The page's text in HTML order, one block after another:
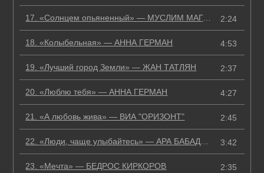
17.«Солнцем опьяненный»— МУСЛИМ МАГОМАЕВ 2:24
18.«Колыбельная»— АННА ГЕРМАН 4:53
19.«Лучший город Земли»— ЖАН ТАТЛЯН 2:37
20.«Люблю тебя»— АННА ГЕРМАН 4:27
21.«А любовь жива»— ВИА "ОРИЗОНТ" 2:45
22.«Люди, чаще улыбайтесь»— АРА БАБАДЖАНЯН 3:42
23.«Мечта»— БЕДРОС КИРКОРОВ 2:35